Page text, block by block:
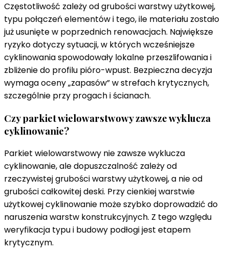
Częstotliwość zależy od grubości warstwy użytkowej,
typu połączeń elementów i tego, ile materiału zostało
już usunięte w poprzednich renowacjach. Największe
ryzyko dotyczy sytuacji, w których wcześniejsze
cyklinowania spowodowały lokalne przeszlifowania i
zbliżenie do profilu pióro-wpust. Bezpieczna decyzja
wymaga oceny „zapasów” w strefach krytycznych,
szczególnie przy progach i ścianach.
Czy parkiet wielowarstwowy zawsze wyklucza
cyklinowanie?
Parkiet wielowarstwowy nie zawsze wyklucza
cyklinowanie, ale dopuszczalność zależy od
rzeczywistej grubości warstwy użytkowej, a nie od
grubości całkowitej deski. Przy cienkiej warstwie
użytkowej cyklinowanie może szybko doprowadzić do
naruszenia warstw konstrukcyjnych. Z tego względu
weryfikacja typu i budowy podłogi jest etapem
krytycznym.